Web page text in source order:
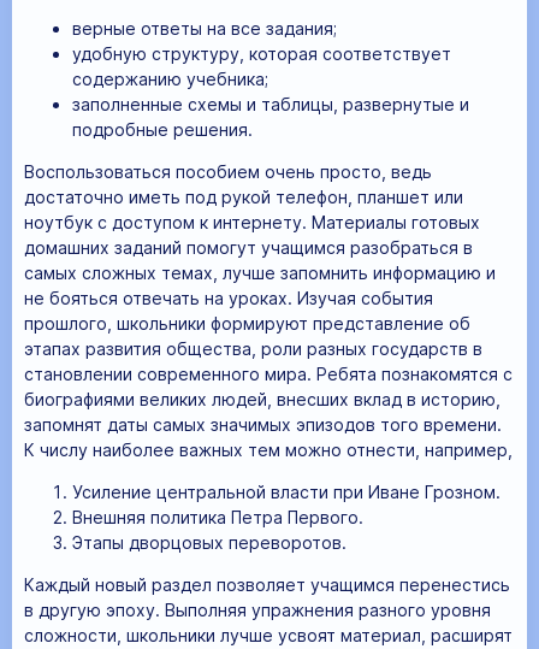
верные ответы на все задания;
удобную структуру, которая соответствует
содержанию учебника;
заполненные схемы и таблицы, развернутые и
подробные решения.
Воспользоваться пособием очень просто, ведь
достаточно иметь под рукой телефон, планшет или
ноутбук с доступом к интернету. Материалы готовых
домашних заданий помогут учащимся разобраться в
самых сложных темах, лучше запомнить информацию и
не бояться отвечать на уроках. Изучая события
прошлого, школьники формируют представление об
этапах развития общества, роли разных государств в
становлении современного мира. Ребята познакомятся с
биографиями великих людей, внесших вклад в историю,
запомнят даты самых значимых эпизодов того времени.
К числу наиболее важных тем можно отнести, например,
Усиление центральной власти при Иване Грозном.
Внешняя политика Петра Первого.
Этапы дворцовых переворотов.
Каждый новый раздел позволяет учащимся перенестись
в другую эпоху. Выполняя упражнения разного уровня
сложности, школьники лучше усвоят материал, расширят